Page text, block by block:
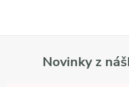
Novinky z